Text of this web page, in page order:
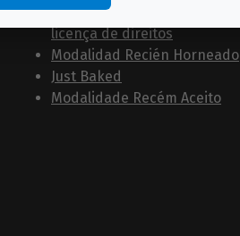
Carta de originalidade e
licença de direitos
Modalidad Recién Horneado
Just Baked
Modalidade Recém Aceito